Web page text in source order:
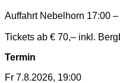
Auffahrt Nebelhorn 17:00
Tickets ab € 70,– inkl.
Termin
Fr 7.8.2026, 19:00